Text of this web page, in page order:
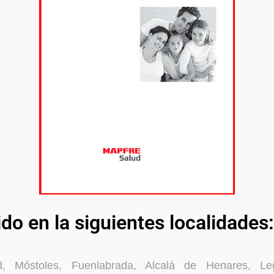
en la siguientes localidades:
Móstoles, Fuenlabrada, Alcalá de Henares,